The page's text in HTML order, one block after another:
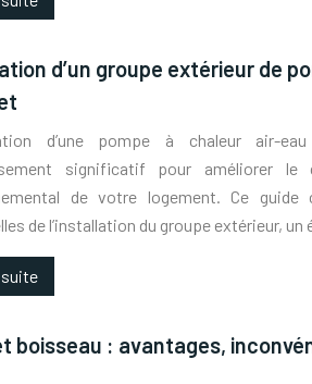
d’un groupe extérieur de
d’une pompe à chaleur air-
significatif pour améliorer le
de votre logement. Ce
de l’installation du groupe extérieur,
suite
boisseau : avantages,